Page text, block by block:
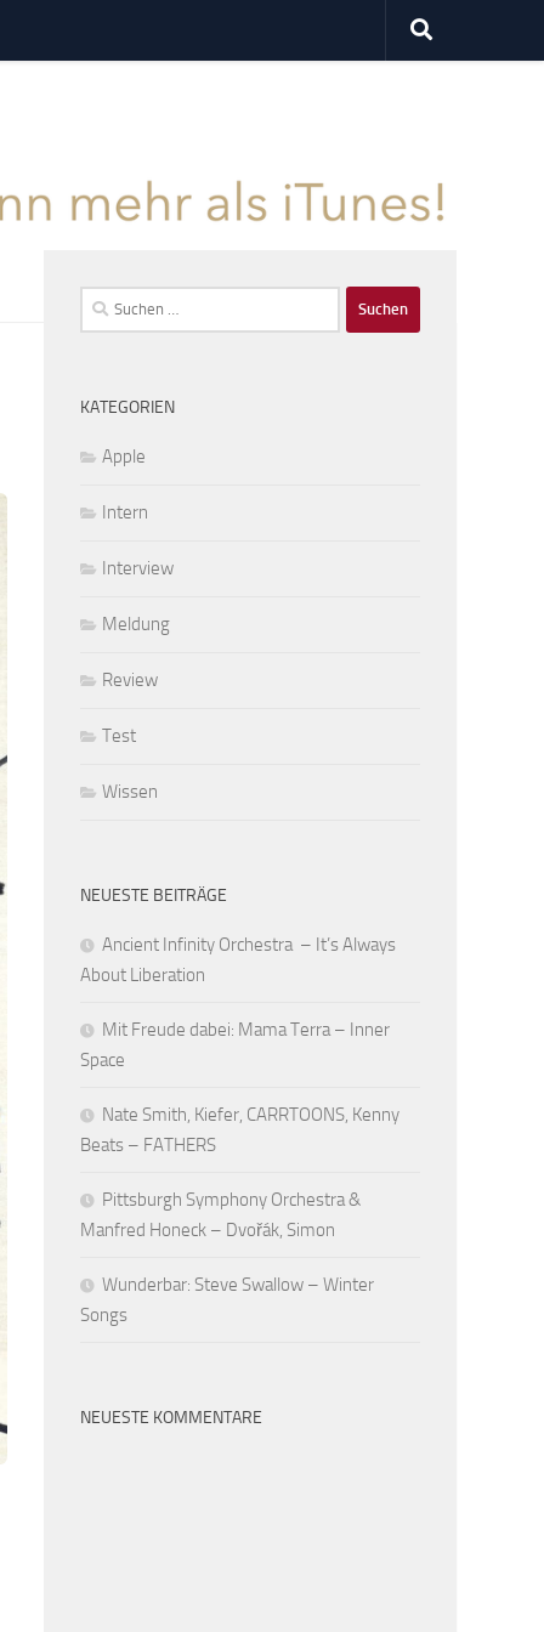
Suchen
nach:
KATEGORIEN
Apple
Intern
Interview
Meldung
Review
Test
Wissen
NEUESTE BEITRÄGE
Ancient Infinity Orchestra – It’s Always
About Liberation
Mit Freude dabei: Mama Terra – Inner
Space
Nate Smith, Kiefer, CARRTOONS, Kenny
Beats – FATHERS
Pittsburgh Symphony Orchestra &
Manfred Honeck – Dvořák, Simon
Wunderbar: Steve Swallow – Winter
Songs
NEUESTE KOMMENTARE